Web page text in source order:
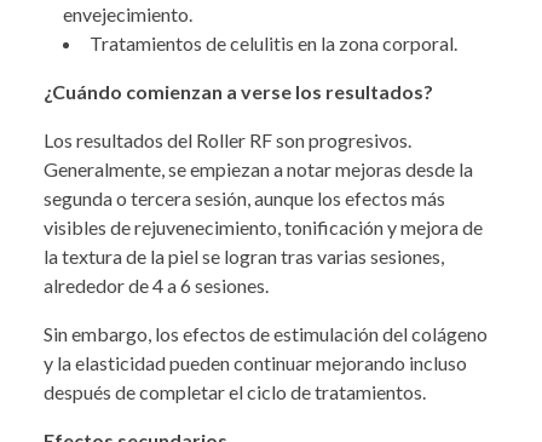
envejecimiento.
Tratamientos de celulitis en la zona corporal.
¿Cuándo comienzan a verse los resultados?
Los resultados del Roller RF son progresivos.
Generalmente, se empiezan a notar mejoras desde la
segunda o tercera sesión, aunque los efectos más
visibles de rejuvenecimiento, tonificación y mejora de
la textura de la piel se logran tras varias sesiones,
alrededor de 4 a 6 sesiones.
Sin embargo, los efectos de estimulación del colágeno
y la elasticidad pueden continuar mejorando incluso
después de completar el ciclo de tratamientos.